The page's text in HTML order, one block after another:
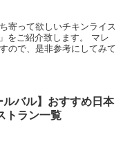
寄って欲しいチキンライス
をご紹介致します。 マレ
ので、是非参考にしてみて
ルバル】おすすめ日本
トラン一覧